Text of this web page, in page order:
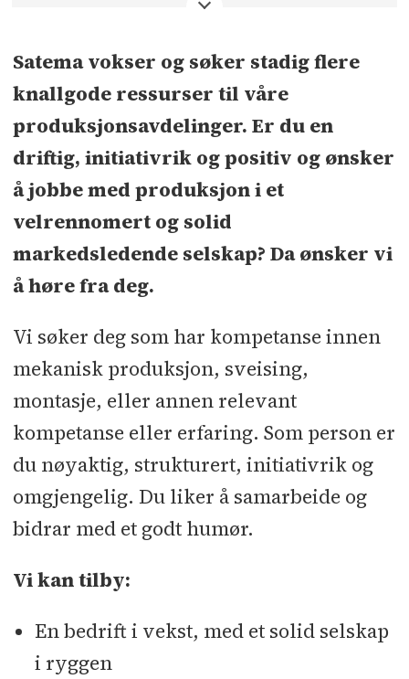
Satema vokser og søker stadig flere
knallgode ressurser til våre
produksjonsavdelinger. Er du en
driftig, initiativrik og positiv og ønsker
å jobbe med produksjon i et
velrennomert og solid
markedsledende selskap? Da ønsker vi
å høre fra deg.
Vi søker deg som har kompetanse innen
mekanisk produksjon, sveising,
montasje, eller annen relevant
kompetanse eller erfaring. Som person er
du nøyaktig, strukturert, initiativrik og
omgjengelig. Du liker å samarbeide og
bidrar med et godt humør.
Vi kan tilby:
En bedrift i vekst, med et solid selskap
i ryggen